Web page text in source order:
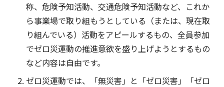
称、危険予知活動、交通危険予知活動など、これか
ら事業場で取り組もうとしている（または、現在取
り組んでいる）活動をアピールするもの、全員参加
でゼロ災運動の推進意欲を盛り上げようとするもの
など内容は自由です。
ゼロ災運動では、「無災害」と「ゼロ災害」「ゼロ